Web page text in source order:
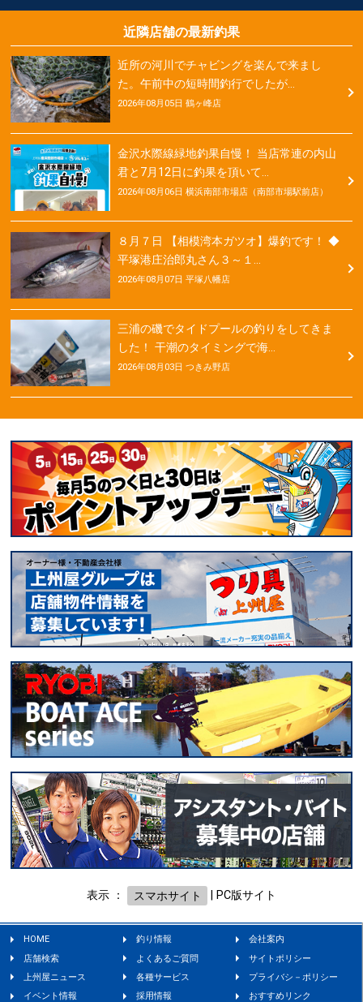
近隣店舗の最新釣果
近所の河川でチャビングを楽んで来まし
た。午前中の短時間釣行でしたが…
2026年08月05日 鶴ヶ峰店
金沢水際線緑地釣果自慢！ 当店常連の内山
君と7月12日に釣果を頂いて…
2026年08月06日 横浜南部市場店（南部市場駅前店）
８月７日 【相模湾本ガツオ】爆釣です！ ◆
平塚港庄治郎丸さん３～１…
2026年08月07日 平塚八幡店
三浦の磯でタイドプールの釣りをしてきま
した！ 干潮のタイミングで海…
2026年08月03日 つきみ野店
表示 ： スマホサイト PC版サイト
HOME 釣り情報
会社案内
店舗検索
よくあるご質問
サイトポリシー
上州屋ニュース
各種サービス
プライバシ－ポリシー
イベント情報
採用情報 おすすめリンク